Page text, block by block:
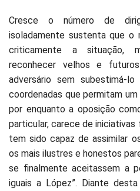
Cresce o número de
isoladamente sustenta que o
criticamente a situação,
reconhecer velhos e
adversário sem subestimá-
coordenadas que permitam
por enquanto a oposição
particular, carece de
tem sido capaz de assimilar
os mais ilustres e honestos
se finalmente aceitassem a
iguais a López”. Diante